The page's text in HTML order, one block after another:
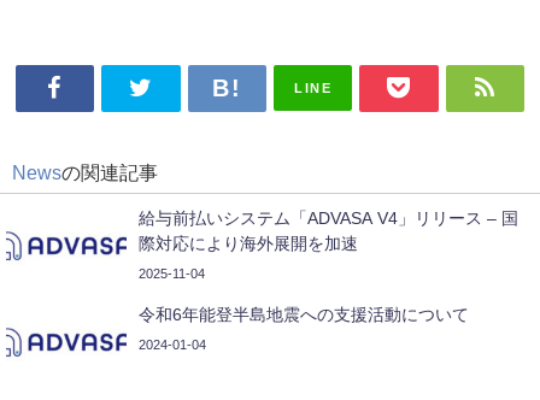
LINE
Newsの関連記事
給与前払いシステム「ADVASA V4」リリース – 国
際対応により海外展開を加速
2025-11-04
令和6年能登半島地震への支援活動について
2024-01-04